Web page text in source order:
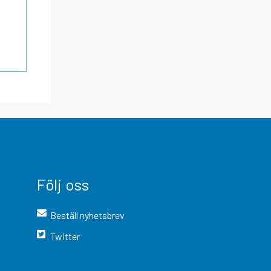
Följ oss
Beställ nyhetsbrev
Twitter